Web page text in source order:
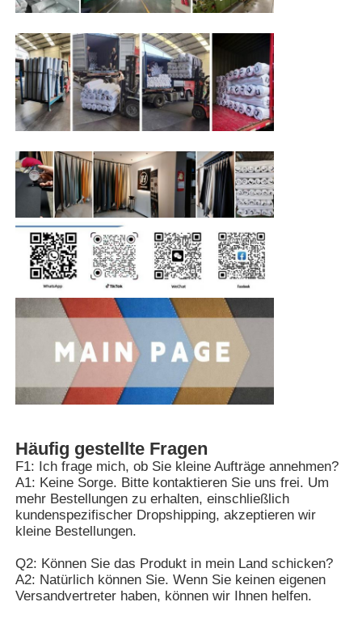
Häufig gestellte Fragen
F1: Ich frage mich, ob Sie kleine Aufträge annehmen?
A1: Keine Sorge. Bitte kontaktieren Sie uns frei. Um
mehr Bestellungen zu erhalten, einschließlich
kundenspezifischer Dropshipping, akzeptieren wir
kleine Bestellungen.
Q2: Können Sie das Produkt in mein Land schicken?
A2: Natürlich können Sie. Wenn Sie keinen eigenen
Versandvertreter haben, können wir Ihnen helfen.